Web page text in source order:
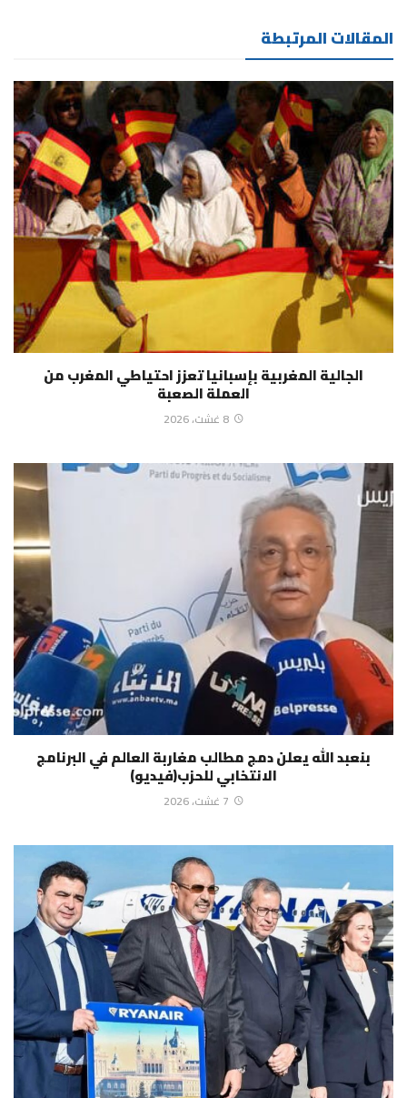
المقالات المرتبطة
الجالية المغربية بإسبانيا تعزز احتياطي المغرب من
العملة الصعبة
8 غشت، 2026
بنعبد الله يعلن دمج مطالب مغاربة العالم في البرنامج
الانتخابي للحزب(فيديو)
7 غشت، 2026